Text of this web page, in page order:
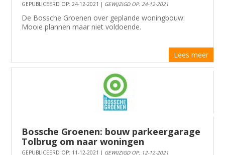
GEPUBLICEERD OP: 24-12-2021 | GEWIJZIGD OP: 24-12-2021
De Bossche Groenen over geplande woningbouw:
Mooie plannen maar niet voldoende.
Lees meer
Bossche Groenen: bouw parkeergarage
Tolbrug om naar woningen
GEPUBLICEERD OP: 11-12-2021 | GEWIJZIGD OP: 12-12-2021